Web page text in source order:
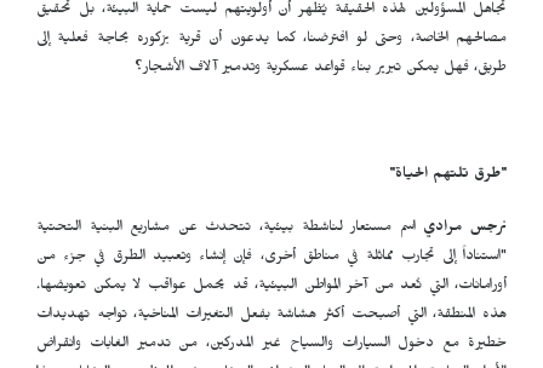
تجاهل المسؤولين لهذه الحقيقة يُظهر أن أولويتهم ليست حماية البيئة، بل تحقيق
مصالحهم الخاصة، وحتى لو افترضنا، كما يدعون أن قرية بزكوره بحاجة فعلية إلى
طريق، فهل يمكن تبرير بناء قواعد عسكرية وتدمير آلاف الأشجار؟
"طرق تلتهم الحياة"
نرجس مرادي اسم مستعار لناشطة بيئية، تتحدث عن مشاريع البنية التحتية
"استناداً إلى تجارب مماثلة في مناطق أخرى، فإن إنشاء وتعبيد الطرق في جزء من
أورامانات، التي تُعد من آخر المواطن البيئية، قد يحمل عواقب لا يمكن تعويضها.
هذه المنطقة، التي أصبحت أكثر هشاشة بفعل التغيرات المناخية، تواجه تهديدات
خطيرة مع دخول السيارات والسياح غير المدركين، من تدمير الغابات وانقراض